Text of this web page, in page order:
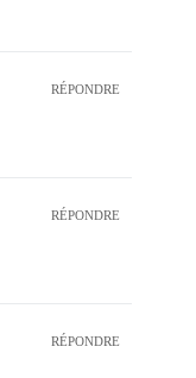
RÉPONDRE
RÉPONDRE
RÉPONDRE